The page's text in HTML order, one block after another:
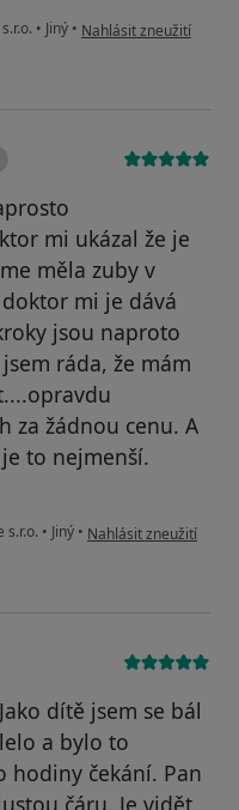
• Jiný • podle názoru uživatele
Nahlásit zneužití
mi ukázal že je
měla zuby v
mi je dává
jsou naproto
ráda, že mám
za žádnou cenu. A
to nejmenší.
s.r.o. • Jiný • podle názoru
Nahlásit zneužití
dítě jsem se bál
a bylo to
hodiny čekání. Pan
čáru. Je vidět